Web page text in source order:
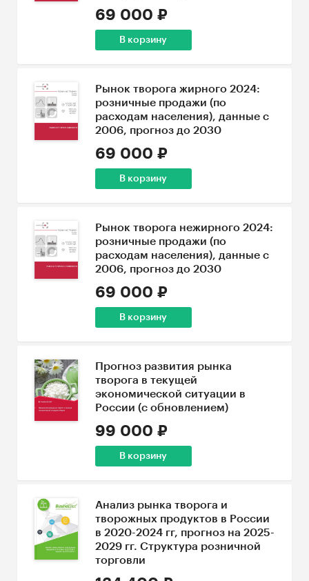
69 000 ₽
В корзину
Рынок творога жирного 2024:
розничные продажи (по
расходам населения), данные с
2006, прогноз до 2030
69 000 ₽
В корзину
Рынок творога нежирного 2024:
розничные продажи (по
расходам населения), данные с
2006, прогноз до 2030
69 000 ₽
В корзину
Прогноз развития рынка
творога в текущей
экономической ситуации в
России (с обновлением)
99 000 ₽
В корзину
Анализ рынка творога и
творожных продуктов в России
в 2020-2024 гг, прогноз на 2025-
2029 гг. Структура розничной
торговли